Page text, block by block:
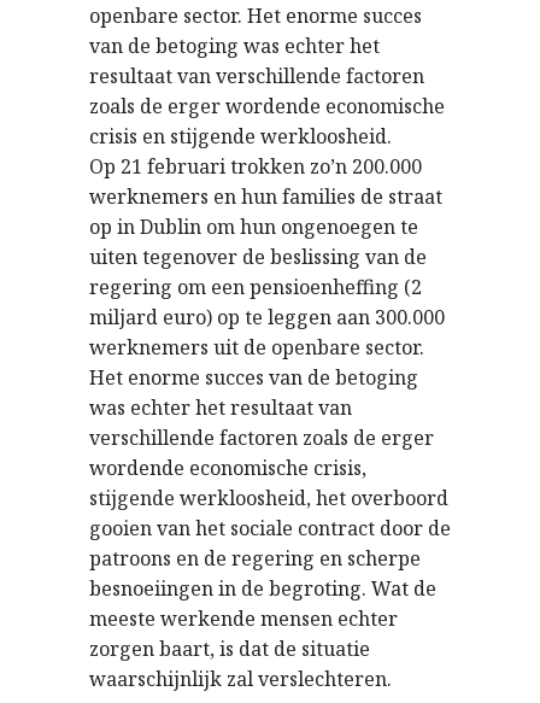
openbare sector. Het enorme succes
van de betoging was echter het
resultaat van verschillende factoren
zoals de erger wordende economische
crisis en stijgende werkloosheid.
Op 21 februari trokken zo’n 200.000
werknemers en hun families de straat
op in Dublin om hun ongenoegen te
uiten tegenover de beslissing van de
regering om een pensioenheffing (2
miljard euro) op te leggen aan 300.000
werknemers uit de openbare sector.
Het enorme succes van de betoging
was echter het resultaat van
verschillende factoren zoals de erger
wordende economische crisis,
stijgende werkloosheid, het overboord
gooien van het sociale contract door de
patroons en de regering en scherpe
besnoeiingen in de begroting. Wat de
meeste werkende mensen echter
zorgen baart, is dat de situatie
waarschijnlijk zal verslechteren.